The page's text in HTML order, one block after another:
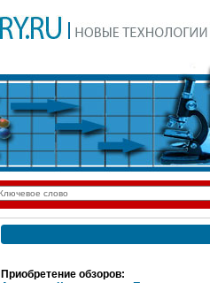
Приобретение обзоров: